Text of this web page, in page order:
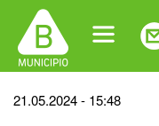
navigation
Back
21.05.2024 - 15:48